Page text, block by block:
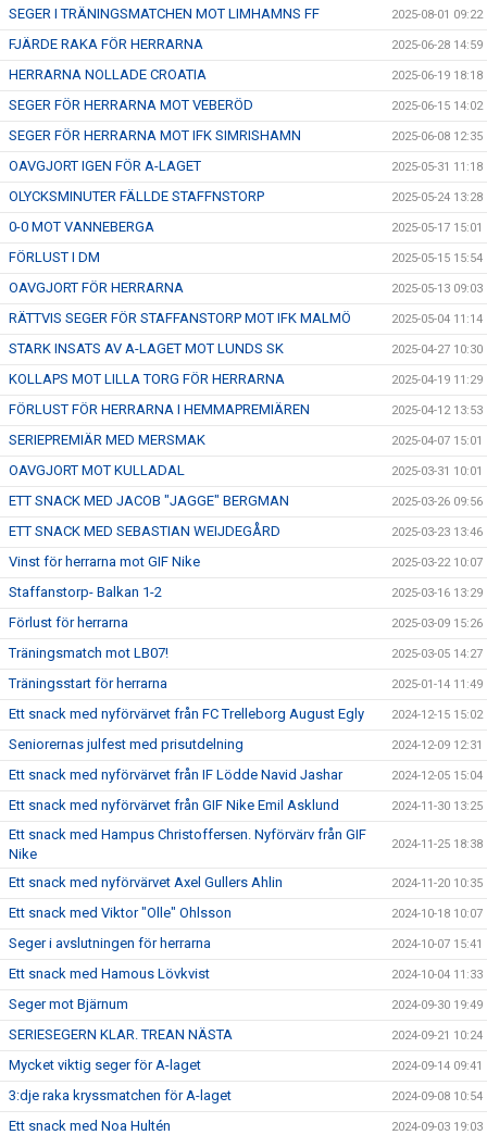
SEGER I TRÄNINGSMATCHEN MOT LIMHAMNS FF 2025-08-01 09:22
FJÄRDE RAKA FÖR HERRARNA 2025-06-28 14:59
HERRARNA NOLLADE CROATIA 2025-06-19 18:18
SEGER FÖR HERRARNA MOT VEBERÖD 2025-06-15 14:02
SEGER FÖR HERRARNA MOT IFK SIMRISHAMN 2025-06-08 12:35
OAVGJORT IGEN FÖR A-LAGET 2025-05-31 11:18
OLYCKSMINUTER FÄLLDE STAFFNSTORP 2025-05-24 13:28
0-0 MOT VANNEBERGA 2025-05-17 15:01
FÖRLUST I DM 2025-05-15 15:54
OAVGJORT FÖR HERRARNA 2025-05-13 09:03
RÄTTVIS SEGER FÖR STAFFANSTORP MOT IFK MALMÖ 2025-05-04 11:14
STARK INSATS AV A-LAGET MOT LUNDS SK 2025-04-27 10:30
KOLLAPS MOT LILLA TORG FÖR HERRARNA 2025-04-19 11:29
FÖRLUST FÖR HERRARNA I HEMMAPREMIÄREN 2025-04-12 13:53
SERIEPREMIÄR MED MERSMAK 2025-04-07 15:01
OAVGJORT MOT KULLADAL 2025-03-31 10:01
ETT SNACK MED JACOB "JAGGE" BERGMAN 2025-03-26 09:56
ETT SNACK MED SEBASTIAN WEIJDEGÅRD 2025-03-23 13:46
Vinst för herrarna mot GIF Nike 2025-03-22 10:07
Staffanstorp- Balkan 1-2 2025-03-16 13:29
Förlust för herrarna 2025-03-09 15:26
Träningsmatch mot LB07! 2025-03-05 14:27
Träningsstart för herrarna 2025-01-14 11:49
Ett snack med nyförvärvet från FC Trelleborg August Egly 2024-12-15 15:02
Seniorernas julfest med prisutdelning 2024-12-09 12:31
Ett snack med nyförvärvet från IF Lödde Navid Jashar 2024-12-05 15:04
Ett snack med nyförvärvet från GIF Nike Emil Asklund 2024-11-30 13:25
Ett snack med Hampus Christoffersen. Nyförvärv från GIF
Nike
2024-11-25 18:38
Ett snack med nyförvärvet Axel Gullers Ahlin 2024-11-20 10:35
Ett snack med Viktor "Olle" Ohlsson 2024-10-18 10:07
Seger i avslutningen för herrarna 2024-10-07 15:41
Ett snack med Hamous Lövkvist 2024-10-04 11:33
Seger mot Bjärnum 2024-09-30 19:49
SERIESEGERN KLAR. TREAN NÄSTA 2024-09-21 10:24
Mycket viktig seger för A-laget 2024-09-14 09:41
3:dje raka kryssmatchen för A-laget 2024-09-08 10:54
Ett snack med Noa Hultén 2024-09-03 19:03